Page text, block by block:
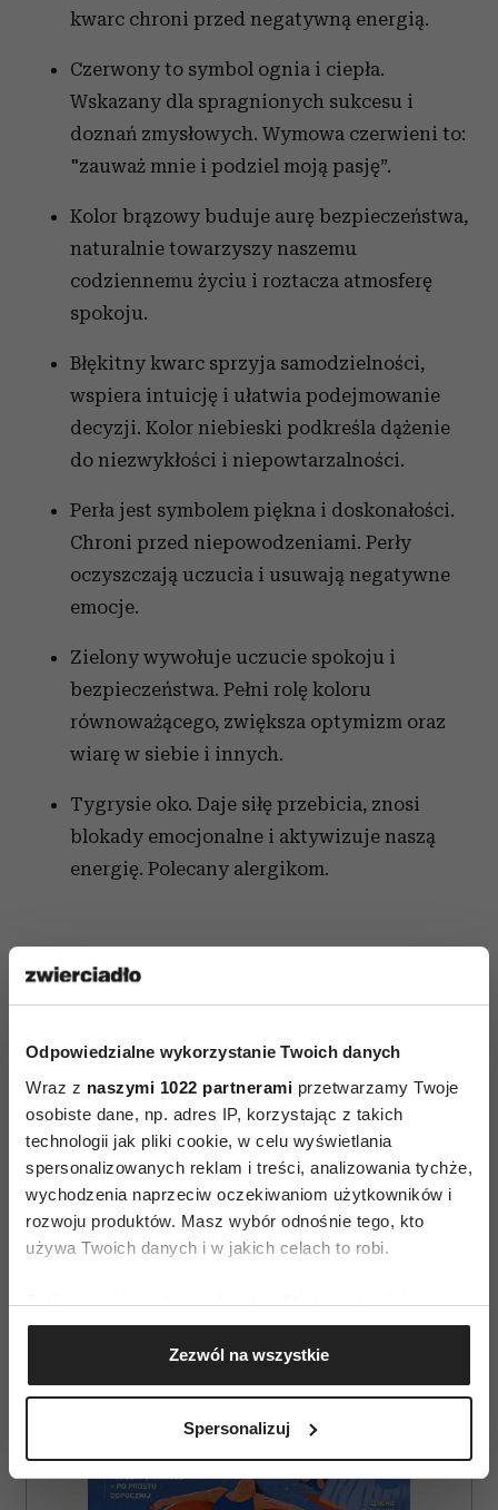
Odpowiedzialne wykorzystanie Twoich danych
Wraz z naszymi 1022 partnerami przetwarzamy Twoje
osobiste dane, np. adres IP, korzystając z takich
technologii jak pliki cookie, w celu wyświetlania
spersonalizowanych reklam i treści, analizowania tychże,
wychodzenia naprzeciw oczekiwaniom użytkowników i
rozwoju produktów. Masz wybór odnośnie tego, kto
używa Twoich danych i w jakich celach to robi.
Jeśli wyrazisz na to zgodę, chcielibyśmy również:
Gromadzić dane dotyczące Twojej lokalizacji
geograficznej z dokładnością nawet do kilku metrów
Identyfikować Twoje urządzenie, aktywnie
(fingerprinting, czyli wirtualny odcisk palca)
dane są przetwarzane oraz ustaw własne preferencje w
Zezwól na wszystkie
Spersonalizuj
kwarc chroni przed negatywną energią.
Czerwony to symbol ognia i ciepła.
Wskazany dla spragnionych sukcesu i
doznań zmysłowych. Wymowa czerwieni to:
"zauważ mnie i podziel moją pasję”.
Kolor brązowy buduje aurę bezpieczeństwa,
naturalnie towarzyszy naszemu
codziennemu życiu i roztacza atmosferę
spokoju.
Błękitny kwarc sprzyja samodzielności,
wspiera intuicję i ułatwia podejmowanie
decyzji. Kolor niebieski podkreśla dążenie
do niezwykłości i niepowtarzalności.
Perła jest symbolem piękna i doskonałości.
Chroni przed niepowodzeniami. Perły
oczyszczają uczucia i usuwają negatywne
emocje.
Zielony wywołuje uczucie spokoju i
bezpieczeństwa. Pełni rolę koloru
równoważącego, zwiększa optymizm oraz
wiarę w siebie i innych.
Tygrysie oko. Daje siłę przebicia, znosi
blokady emocjonalne i aktywizuje naszą
energię. Polecany alergikom.